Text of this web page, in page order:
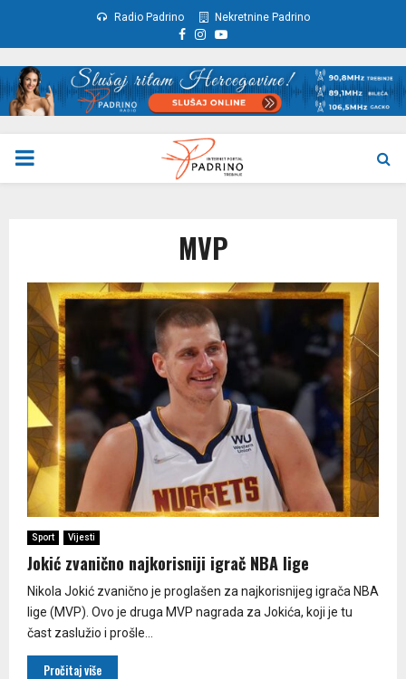
Radio Padrino Nekretnine Padrino
Facebook
Instagram
Youtube
PRIMARY
MVP
Sport Vijesti
Jokić zvanično najkorisniji igrač NBA lige
Nikola Jokić zvanično je proglašen za najkorisnijeg igrača NBA
lige (MVP). Ovo je druga MVP nagrada za Jokića, koji je tu
čast zaslužio i prošle...
Pročitaj više